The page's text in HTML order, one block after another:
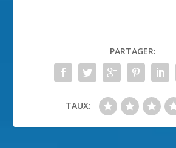
PARTAGER:
TAUX: